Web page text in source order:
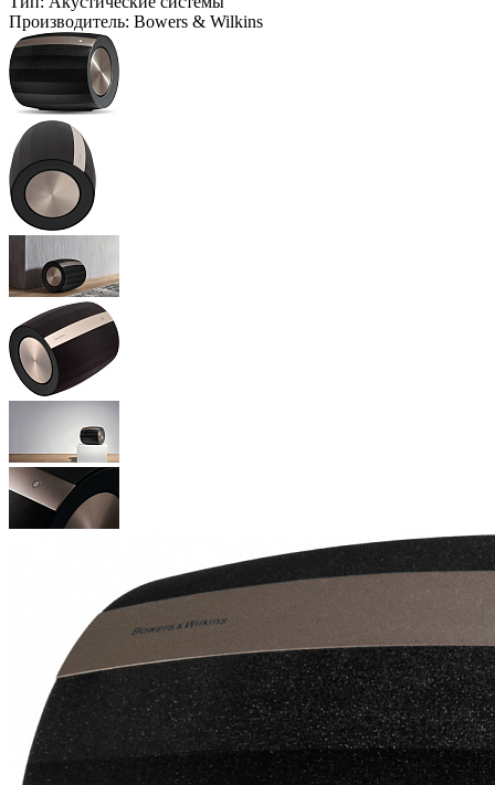
Производитель: Bowers & Wilkins